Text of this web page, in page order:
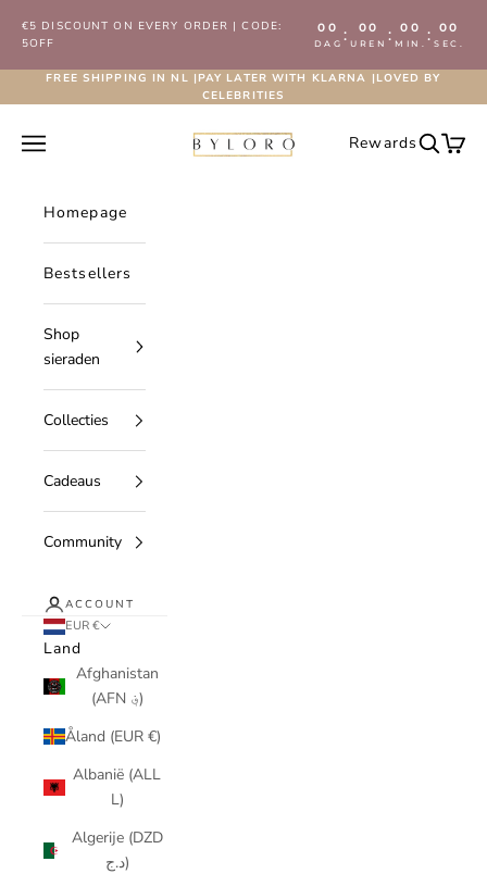
€5 DISCOUNT ON EVERY ORDER | CODE:
5OFF
00
DAG : 00
UREN : 00
MIN. : 00
SEC.
FREE SHIPPING IN NL |PAY LATER WITH KLARNA |LOVED BY
CELEBRITIES
Byloro.com
Navigatiemenu openen RewardsZoeken
Homepage
Bestsellers
Shop
sieraden
Collecties
Cadeaus
Community
ACCOUNT
EUR €
Land
Afghanistan
(AFN ؋)
Åland (EUR €)
Albanië (ALL
L)
Algerije (DZD
د.ج)